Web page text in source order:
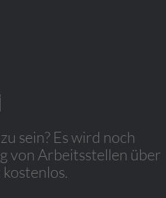
sein? Es wird noch
von Arbeitsstellen über